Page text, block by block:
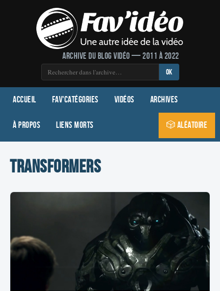
Archive du blog vidéo — 2011 à 2022
OK
Accueil Fav'Catégories Vidéos Archives
À propos Liens morts 🎲 Aléatoire
transformers